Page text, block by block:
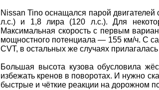
Nissan Tino оснащался парой
л.с.) и 1,8 лира (120 л.с.). Для
Максимальная скорость с первым
мощностного потенциала — 155 км/ч. С
CVT, в остальных же случаях
Большая высота кузова обусловила
избежать кренов в поворотах. И нужно
быстрые и чёткие реакции на дорожном